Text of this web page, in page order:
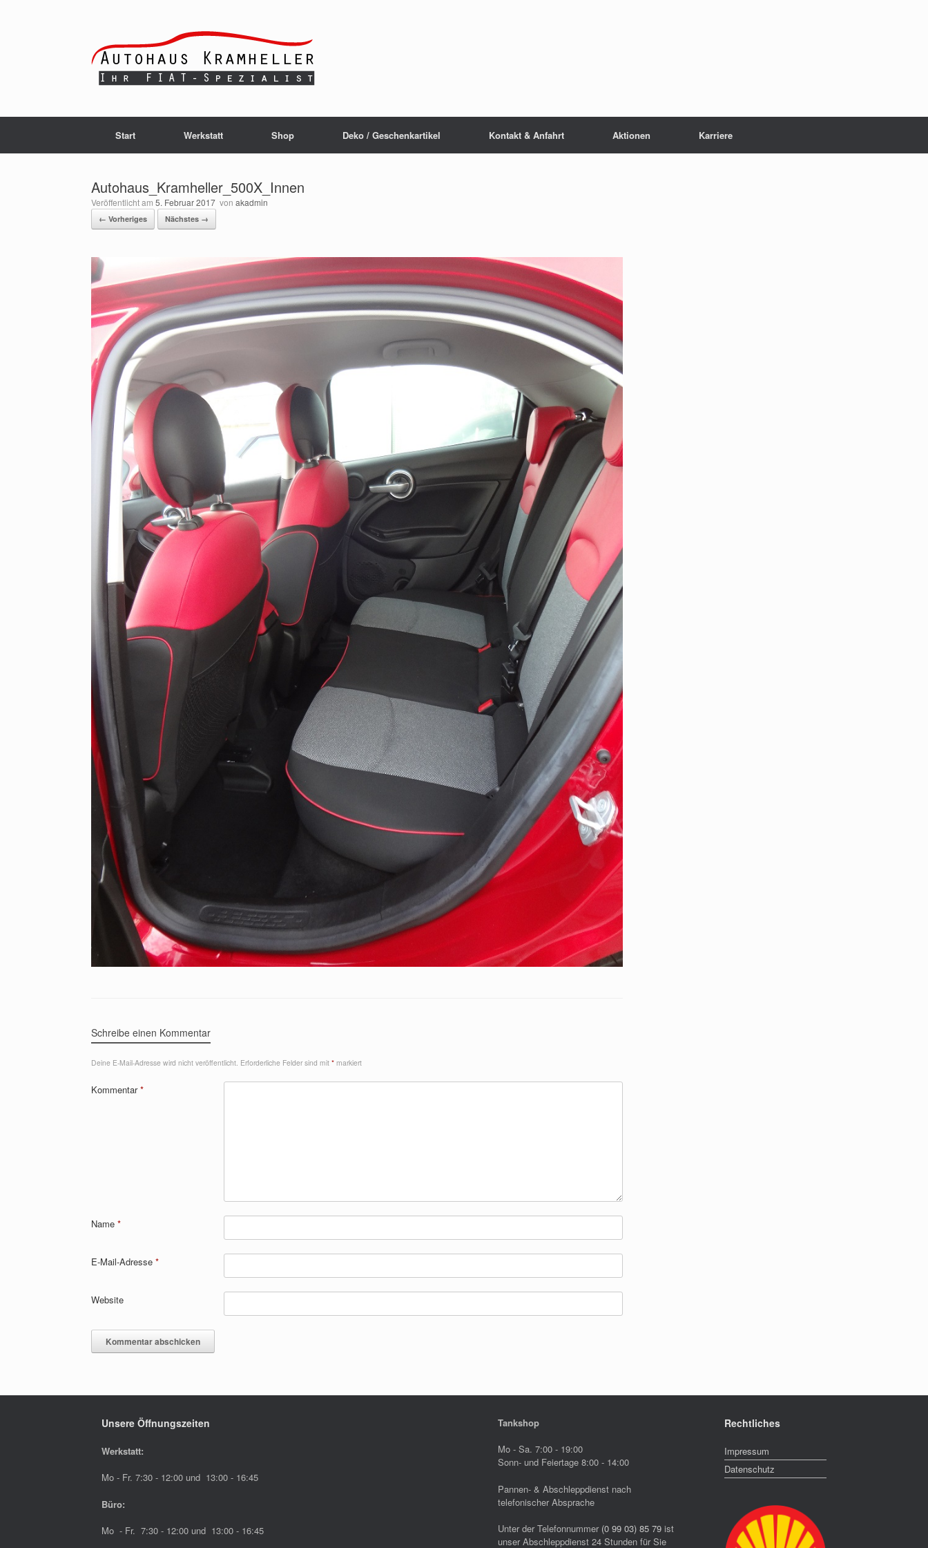
Start Werkstatt Shop Deko / Geschenkartikel Kontakt & Anfahrt Aktionen Karriere
Autohaus_Kramheller_500X_Innen
Veröffentlicht am 5. Februar 2017 von akadmin
← Vorheriges Nächstes →
Schreibe einen Kommentar
Deine E-Mail-Adresse wird nicht veröffentlicht. Erforderliche Felder sind mit * markiert
Kommentar*
Name *
E-Mail-Adresse *
Website
Unsere Öffnungszeiten
Werkstatt:
Mo - Fr. 7:30 - 12:00 und 13:00 - 16:45
Büro:
Mo - Fr. 7:30 - 12:00 und 13:00 - 16:45
Tankshop
Mo - Sa. 7:00 - 19:00
Sonn- und Feiertage 8:00 - 14:00
Pannen- & Abschleppdienst nach
telefonischer Absprache
Unter der Telefonnummer (0 99 03) 85 79ist
unser Abschleppdienst 24 Stunden für Sie
Rechtliches
Impressum
Datenschutz